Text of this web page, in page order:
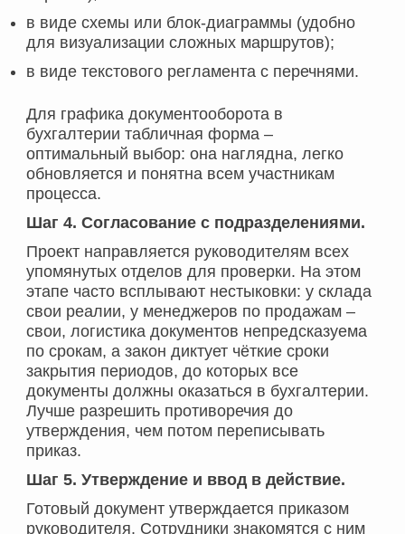
в виде схемы или блок-диаграммы (удобно
для визуализации сложных маршрутов);
в виде текстового регламента с перечнями.
Для графика документооборота в
бухгалтерии табличная форма –
оптимальный выбор: она наглядна, легко
обновляется и понятна всем участникам
процесса.
Шаг 4. Согласование с подразделениями.
Проект направляется руководителям всех
упомянутых отделов для проверки. На этом
этапе часто всплывают нестыковки: у склада
свои реалии, у менеджеров по продажам –
свои, логистика документов непредсказуема
по срокам, а закон диктует чёткие сроки
закрытия периодов, до которых все
документы должны оказаться в бухгалтерии.
Лучше разрешить противоречия до
утверждения, чем потом переписывать
приказ.
Шаг 5. Утверждение и ввод в действие.
Готовый документ утверждается приказом
руководителя. Сотрудники знакомятся с ним